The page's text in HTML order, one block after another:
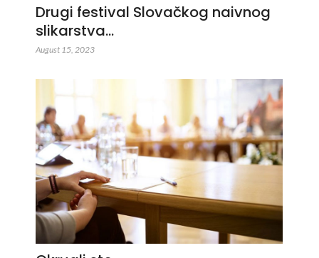
Drugi festival Slovačkog naivnog
slikarstva…
August 15, 2023